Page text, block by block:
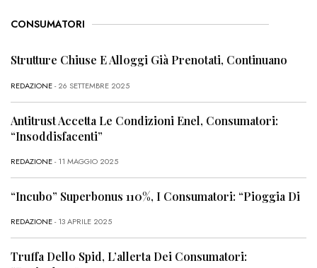
CONSUMATORI
Strutture Chiuse E Alloggi Già Prenotati, Continuano
REDAZIONE- 26 SETTEMBRE 2025
Antitrust Accetta Le Condizioni Enel, Consumatori:
“Insoddisfacenti”
REDAZIONE- 11 MAGGIO 2025
“Incubo” Superbonus 110%, I Consumatori: “Pioggia Di
REDAZIONE- 13 APRILE 2025
Truffa Dello Spid, L’allerta Dei Consumatori: